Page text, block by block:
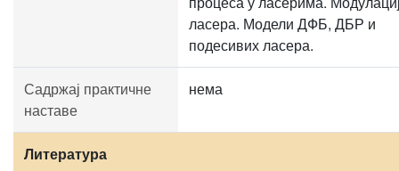
ласера. Модели ДФБ, ДБР и
подесивих ласера.
Садржај практичне
наставе
нема
Литература